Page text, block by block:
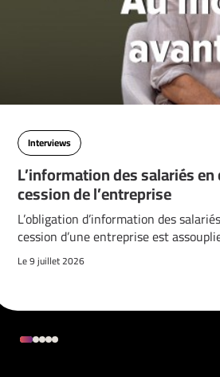
Interviews
L’information des salariés en
cession de l’entreprise
L’obligation d’information des
cession d’une entreprise est
Le 9 juillet 2026